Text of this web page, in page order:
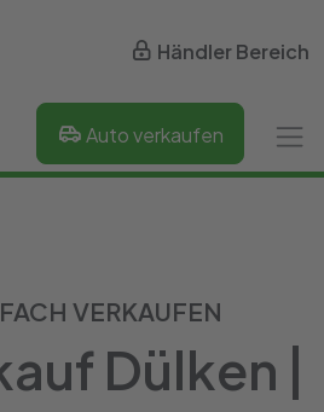
Händler Bereich
Auto verkaufen
VERKAUFEN
Dülken |